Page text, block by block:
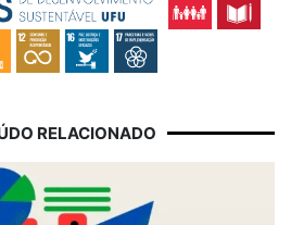
RELACIONADO